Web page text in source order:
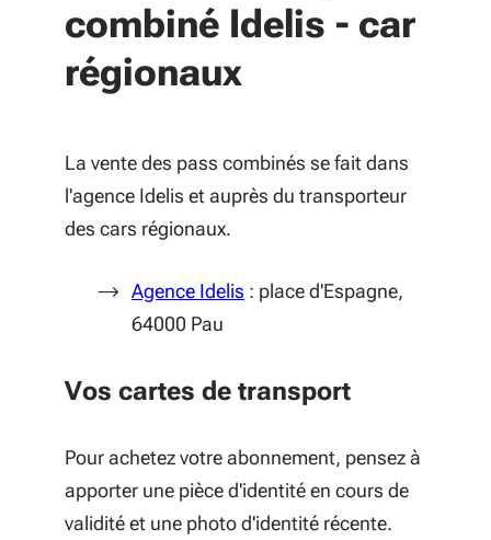
combiné Idelis - car
régionaux
La vente des pass combinés se fait dans
l'agence Idelis et auprès du transporteur
des cars régionaux.
Agence Idelis (S'ouvre dans une nouvelle
: place d'Espagne,
64000 Pau
Vos cartes de transport
Pour achetez votre abonnement, pensez à
apporter une pièce d'identité en cours de
validité et une photo d'identité récente.